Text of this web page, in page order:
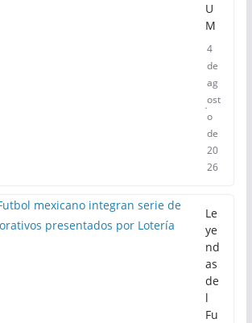
U
M
4
de
ag
ost
o
de
20
26
Le
ye
nd
as
de
l
Fu